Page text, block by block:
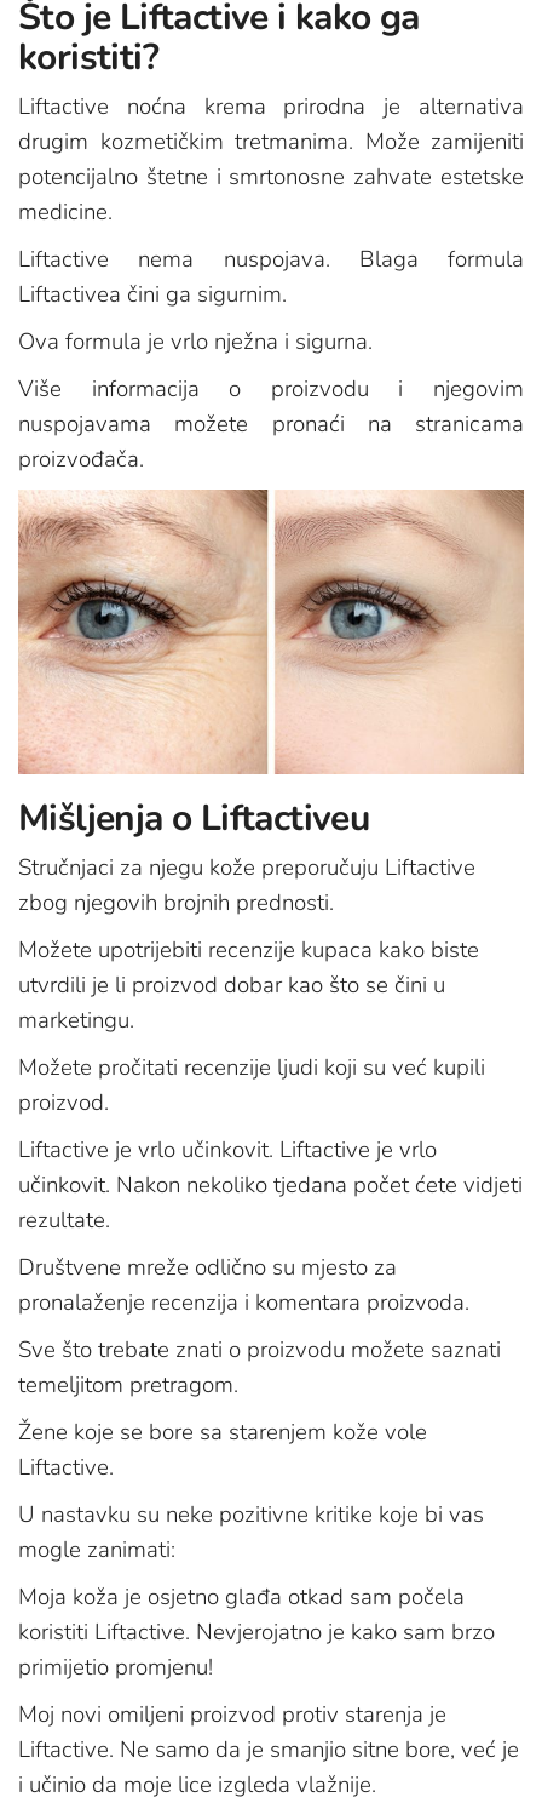
Što je Liftactive i kako ga
koristiti?
Liftactive noćna krema prirodna je alternativa
drugim kozmetičkim tretmanima. Može zamijeniti
potencijalno štetne i smrtonosne zahvate estetske
medicine.
Liftactive nema nuspojava. Blaga formula
Liftactivea čini ga sigurnim.
Ova formula je vrlo nježna i sigurna.
Više informacija o proizvodu i njegovim
nuspojavama možete pronaći na stranicama
proizvođača.
Mišljenja o Liftactiveu
Stručnjaci za njegu kože preporučuju Liftactive
zbog njegovih brojnih prednosti.
Možete upotrijebiti recenzije kupaca kako biste
utvrdili je li proizvod dobar kao što se čini u
marketingu.
Možete pročitati recenzije ljudi koji su već kupili
proizvod.
Liftactive je vrlo učinkovit. Liftactive je vrlo
učinkovit. Nakon nekoliko tjedana počet ćete vidjeti
rezultate.
Društvene mreže odlično su mjesto za
pronalaženje recenzija i komentara proizvoda.
Sve što trebate znati o proizvodu možete saznati
temeljitom pretragom.
Žene koje se bore sa starenjem kože vole
Liftactive.
U nastavku su neke pozitivne kritike koje bi vas
mogle zanimati:
Moja koža je osjetno glađa otkad sam počela
koristiti Liftactive. Nevjerojatno je kako sam brzo
primijetio promjenu!
Moj novi omiljeni proizvod protiv starenja je
Liftactive. Ne samo da je smanjio sitne bore, već je
i učinio da moje lice izgleda vlažnije.